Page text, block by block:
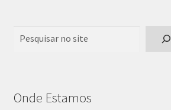
Onde Estamos